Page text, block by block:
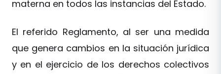
materna en todos las instancias del Estado.
El referido Reglamento, al ser una medida
que genera cambios en la situación jurídica
y en el ejercicio de los derechos colectivos